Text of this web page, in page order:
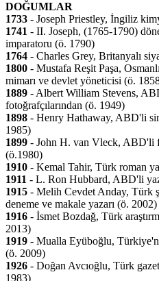
DOĞUMLAR
1733 - Joseph Priestley, İngiliz
1741 - II. Joseph, (1765-1790)
imparatoru (ö. 1790)
1764 - Charles Grey, Britanyalı
1800 - Mustafa Reşit Paşa,
mimarı ve devlet yöneticisi (ö.
1889 - Albert William Stevens,
fotoğrafçılarından (ö. 1949)
1898 - Henry Hathaway, ABD'li
1985)
1899 - John H. van Vleck, ABD'li
(ö.1980)
1910 - Kemal Tahir, Türk roman
1911 - L. Ron Hubbard, ABD'li
1915 - Melih Cevdet Anday, Türk
deneme ve makale yazarı (ö. 2002)
1916 - İsmet Bozdağ, Türk
2013)
1919 - Mualla Eyüboğlu,
(ö. 2009)
1926 - Doğan Avcıoğlu, Türk
1983)